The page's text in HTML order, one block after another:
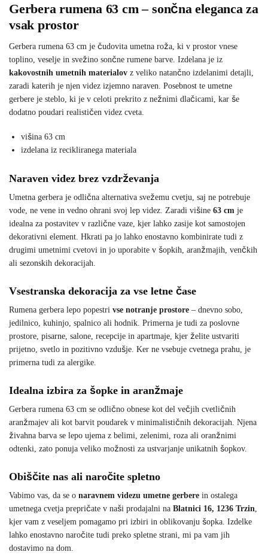
Gerbera rumena 63 cm – sončna eleganca za
vsak prostor
Gerbera rumena 63 cm je čudovita umetna roža, ki v prostor vnese
toplino, veselje in svežino sončne rumene barve. Izdelana je iz
kakovostnih umetnih materialov z veliko natančno izdelanimi detajli,
zaradi katerih je njen videz izjemno naraven. Posebnost te umetne
gerbere je steblo, ki je v celoti prekrito z nežnimi dlačicami, kar še
dodatno poudari realističen videz cveta.
višina 63 cm
izdelana iz recikliranega materiala
Naraven videz brez vzdrževanja
Umetna gerbera je odlična alternativa svežemu cvetju, saj ne potrebuje
vode, ne vene in vedno ohrani svoj lep videz. Zaradi višine 63 cm je
idealna za postavitev v različne vaze, kjer lahko zasije kot samostojen
dekorativni element. Hkrati pa jo lahko enostavno kombinirate tudi z
drugimi umetnimi cvetovi in jo uporabite v šopkih, aranžmajih, venčkih
ali sezonskih dekoracijah.
Vsestranska dekoracija za vse letne čase
Rumena gerbera lepo popestri vse notranje prostore – dnevno sobo,
jedilnico, kuhinjo, spalnico ali hodnik. Primerna je tudi za poslovne
prostore, pisarne, salone, recepcije in apartmaje, kjer želite ustvariti
prijetno, svetlo in pozitivno vzdušje. Ker ne vsebuje cvetnega prahu, je
primerna tudi za alergike.
Idealna izbira za šopke in aranžmaje
Gerbera rumena 63 cm se odlično obnese kot del večjih cvetličnih
aranžmajev ali kot barvit poudarek v minimalističnih dekoracijah. Njena
živahna barva se lepo ujema z belimi, zelenimi, roza ali oranžnimi
odtenki, zato ponuja veliko možnosti za ustvarjanje unikatnih šopkov.
Obiščite nas ali naročite spletno
Vabimo vas, da se o naravnem videzu umetne gerbere in ostalega
umetnega cvetja prepričate v naši prodajalni na Blatnici 16, 1236 Trzin,
kjer vam z veseljem pomagamo pri izbiri in oblikovanju šopka. Izdelke
lahko enostavno naročite tudi preko spletne strani, mi pa vam jih
dostavimo na dom.